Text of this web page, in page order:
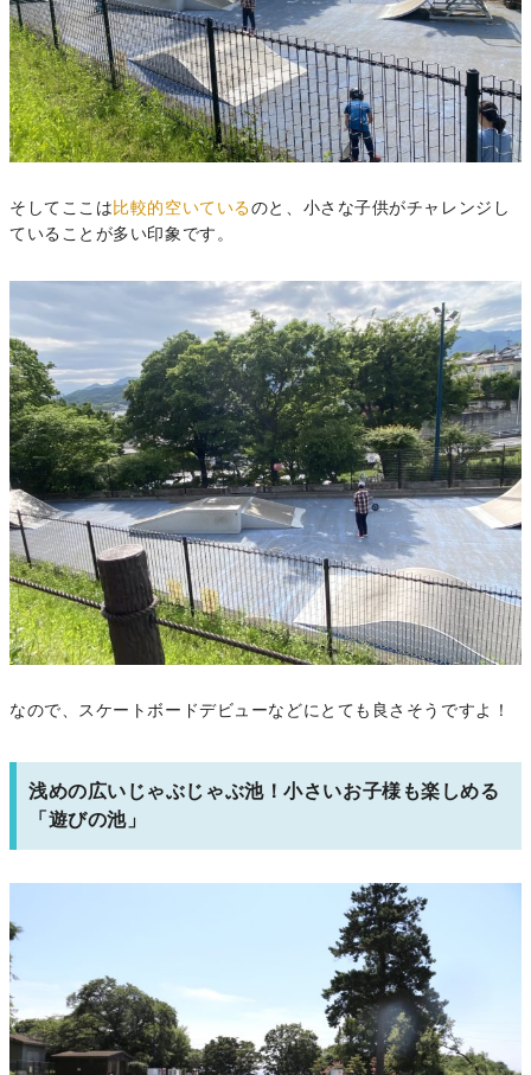
そしてここは 比較的空いているのと、小さな子供がチャレンジし
ていることが多い印象です。
なので、スケートボードデビューなどにとても良さそうですよ！
浅めの広いじゃぶじゃぶ池！小さいお子様も楽しめる
「遊びの池」